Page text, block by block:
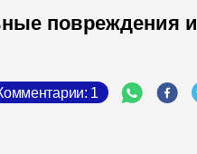
повреждения и
Комментарии: 1